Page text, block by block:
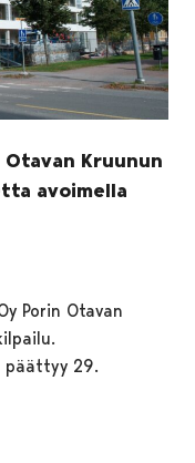
Kruunun
avoimella
Porin Otavan
päättyy 29.